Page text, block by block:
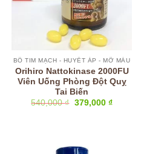
BỔ TIM MẠCH - HUYẾT ÁP - MỠ MÁU
Orihiro Nattokinase 2000FU
Viên Uống Phòng Đột Quỵ
Tai Biến
540,000₫ Giá
379,000 ₫Giá